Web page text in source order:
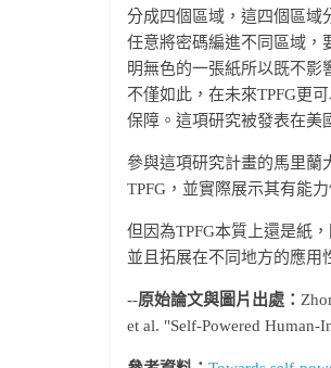
分成四個區域，這四個區域
任意將密碼編進不同區域，
明無色的一張紙所以既不影
不僅如此，在未來TPFG更
保障。這項研究被發表在美
參與這項研究計畫的馬里蘭
TPFG，並實際展示其有能
但因為TPFG本質上還是紙
並且拓展在不同地方的應用
--原始論文與圖片出處：
et al. "Self-Powered Human-